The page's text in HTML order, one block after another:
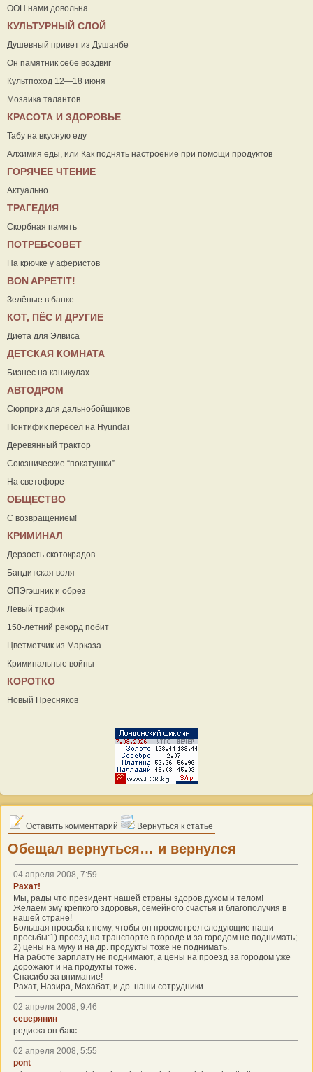
ООН нами довольна
КУЛЬТУРНЫЙ СЛОЙ
Душевный привет из Душанбе
Он памятник себе воздвиг
Культпоход 12—18 июня
Мозаика талантов
КРАСОТА И ЗДОРОВЬЕ
Табу на вкусную еду
Алхимия еды, или Как поднять настроение при помощи продуктов
ГОРЯЧЕЕ ЧТЕНИЕ
Актуально
ТРАГЕДИЯ
Скорбная память
ПОТРЕБСОВЕТ
На крючке у аферистов
ВON APPETIT!
Зелёные в банке
КОТ, ПЁС И ДРУГИЕ
Диета для Элвиса
ДЕТСКАЯ КОМНАТА
Бизнес на каникулах
АВТОДРОМ
Сюрприз для дальнобойщиков
Понтифик пересел на Hyundai
Деревянный трактор
Союзнические “покатушки”
На светофоре
ОБЩЕСТВО
С возвращением!
КРИМИНАЛ
Дерзость скотокрадов
Бандитская воля
ОПЭгэшник и обрез
Левый трафик
150-летний рекорд побит
Цветметчик из Марказа
Криминальные войны
КОРОТКО
Новый Пресняков
Оставить комментарий Вернуться к статье
Обещал вернуться… и вернулся
04 апреля 2008, 7:59
Рахат!
Мы, рады что президент нашей страны здоров духом и телом!
Желаем эму крепкого здоровья, семейного счастья и благополучия в
нашей стране!
Большая просьба к нему, чтобы он просмотрел следующие наши
просьбы:1) проезд на транспорте в городе и за городом не поднимать;
2) цены на муку и на др. продукты тоже не поднимать.
На работе зарплату не поднимают, а цены на проезд за городом уже
дорожают и на продукты тоже.
Спасибо за внимание!
Рахат, Назира, Махабат, и др. наши сотрудники...
02 апреля 2008, 9:46
северянин
редиска он бакс
02 апреля 2008, 5:55
pont